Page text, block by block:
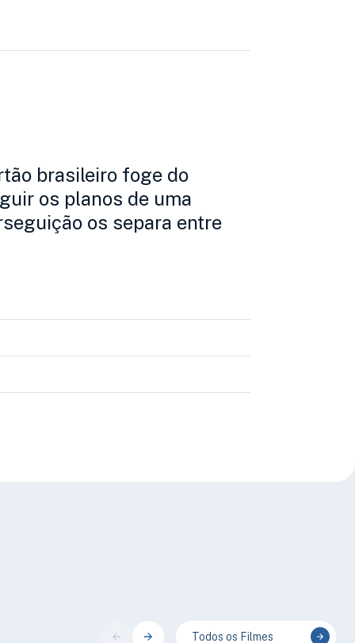
brasileiro foge do
os planos de uma
os separa entre
Todos os Filmes